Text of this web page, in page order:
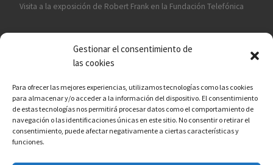
Gestionar el consentimiento de
las cookies
Para ofrecer las mejores experiencias, utilizamos tecnologías como las cookies
para almacenar y/o acceder a la información del dispositivo. El consentimiento
de estas tecnologías nos permitirá procesar datos como el comportamiento de
navegación o las identificaciones únicas en este sitio. No consentir o retirar el
consentimiento, puede afectar negativamente a ciertas características y
funciones.
Visita a la exposición de Robert Frank en la Fundación Telefónica
¡ASÓCIATE A CÁMARA EN MANO!